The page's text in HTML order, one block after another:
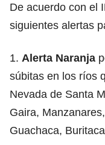
De acuerdo con el
siguientes alertas
1. Alerta Naranja
súbitas en los ríos
Nevada de Santa
Gaira,
Guachaca,